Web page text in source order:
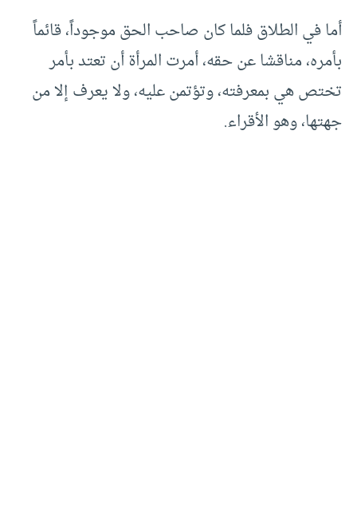
أما في الطلاق فلما كان صاحب الحق موجوداً، قائماً
بأمره، مناقشا عن حقه، أمرت المرأة أن تعتد بأمر
تختص هي بمعرفته، وتؤتمن عليه، ولا يعرف إلا من
جهتها، وهو الأقراء.